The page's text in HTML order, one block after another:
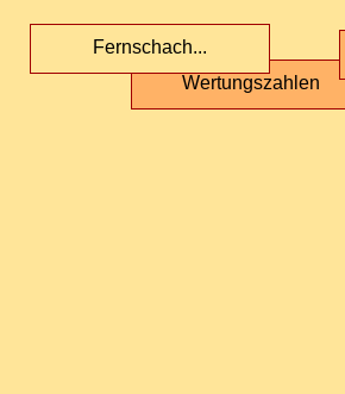
Wertungszahlen
Fernschach...